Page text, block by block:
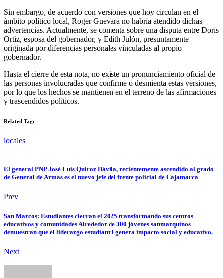
Sin embargo, de acuerdo con versiones que hoy circulan en el
ámbito político local, Roger Guevara no habría atendido dichas
advertencias. Actualmente, se comenta sobre una disputa entre Doris
Ortiz, esposa del gobernador, y Edith Julón, presuntamente
originada por diferencias personales vinculadas al propio
gobernador.
Hasta el cierre de esta nota, no existe un pronunciamiento oficial de
las personas involucradas que confirme o desmienta estas versiones,
por lo que los hechos se mantienen en el terreno de las afirmaciones
y trascendidos políticos.
Related Tag:
locales
El general PNP José Luis Quiroz Dávila, recientemente ascendido al grado
de General de Armas es el nuevo jefe del frente policial de Cajamarca
Prev
San Marcos: Estudiantes cierran el 2025 transformando sus centros
educativos y comunidades Alrededor de 300 jóvenes sanmarquinos
demuestran que el liderazgo estudiantil genera impacto social y educativo.
Next